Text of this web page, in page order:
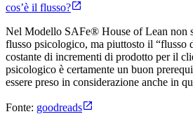
cos’è il flusso?
Nel Modello SAFe® House of Lean non
flusso psicologico, ma piuttosto il “flusso
costante di incrementi di prodotto per il
psicologico è certamente un buon
essere preso in considerazione anche in
Fonte: goodreads